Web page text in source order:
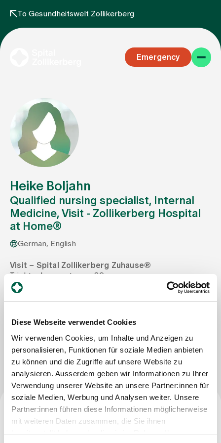
Diese Webseite verwendet Cookies
Wir verwenden Cookies, um Inhalte und Anzeigen zu
personalisieren, Funktionen für soziale Medien anbieten
zu können und die Zugriffe auf unsere Website zu
analysieren. Ausserdem geben wir Informationen zu Ihrer
Verwendung unserer Website an unsere Partner:innen für
soziale Medien, Werbung und Analysen weiter. Unsere
Partner:innen führen diese Informationen möglicherweise
mit weiteren Daten zusammen, die Sie ihnen
bereitgestellt haben oder die sie im Rahmen Ihrer
To Gesundheitswelt Zollikerberg
Emergency
Specialist areas
Stay
Team
Assigning
Latest news
Jobs & Career
Baby gallery
Blog
Heike Boljahn
Qualified nursing specialist, Internal
Medicine, Visit - Zollikerberg Hospital
at Home®
German, English
Visit – Spital Zollikerberg Zuhause®
Trichtenhauserstrasse 20
8125 Zollikerberg
Write Message
Profession